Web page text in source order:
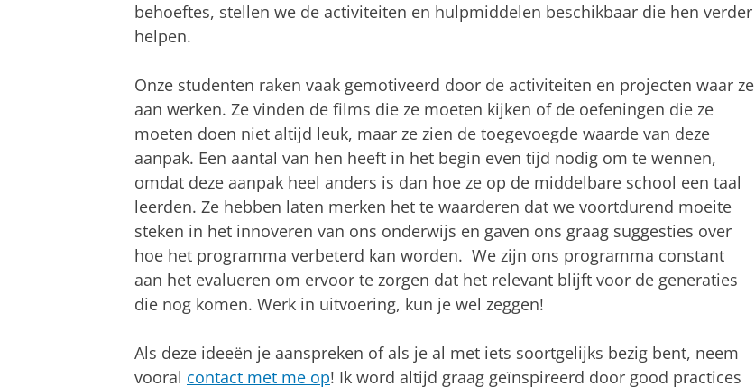
behoeftes, stellen we de activiteiten en hulpmiddelen beschikbaar die hen verder
helpen.
Onze studenten raken vaak gemotiveerd door de activiteiten en projecten waar ze
aan werken. Ze vinden de films die ze moeten kijken of de oefeningen die ze
moeten doen niet altijd leuk, maar ze zien de toegevoegde waarde van deze
aanpak. Een aantal van hen heeft in het begin even tijd nodig om te wennen,
omdat deze aanpak heel anders is dan hoe ze op de middelbare school een taal
leerden. Ze hebben laten merken het te waarderen dat we voortdurend moeite
steken in het innoveren van ons onderwijs en gaven ons graag suggesties over
hoe het programma verbeterd kan worden. We zijn ons programma constant
aan het evalueren om ervoor te zorgen dat het relevant blijft voor de generaties
die nog komen. Werk in uitvoering, kun je wel zeggen!
Als deze ideeën je aanspreken of als je al met iets soortgelijks bezig bent, neem
vooral contact met me op! Ik word altijd graag geïnspireerd door good practices